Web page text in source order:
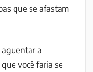
que se afastam
aguentar a
você faria se